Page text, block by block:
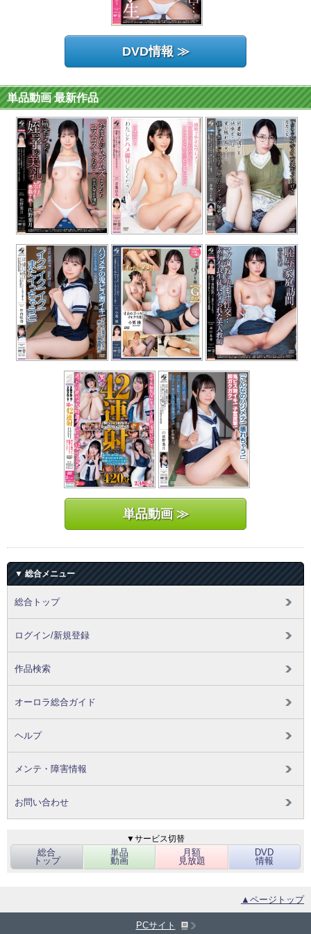
DVD情報 ≫
単品動画 最新作品
単品動画 ≫
▼ 総合メニュー
総合トップ
ログイン/新規登録
作品検索
オーロラ総合ガイド
ヘルプ
メンテ・障害情報
お問い合わせ
▼サービス切替
総合
トップ
単品
動画
月額
見放題
DVD
情報
▲ページトップ
PCサイト